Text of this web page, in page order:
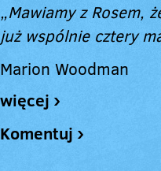
„Mawiamy z Rosem,
już wspólnie cztery
Marion Woodman
więcej ›
Komentuj ›